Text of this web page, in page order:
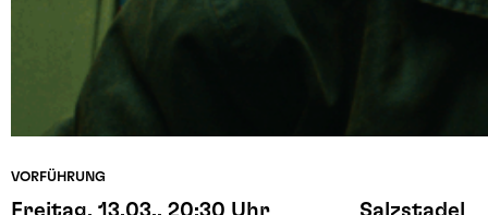
VORFÜHRUNG
Freitag, 13.03., 20:30 Uhr
Salzstadel